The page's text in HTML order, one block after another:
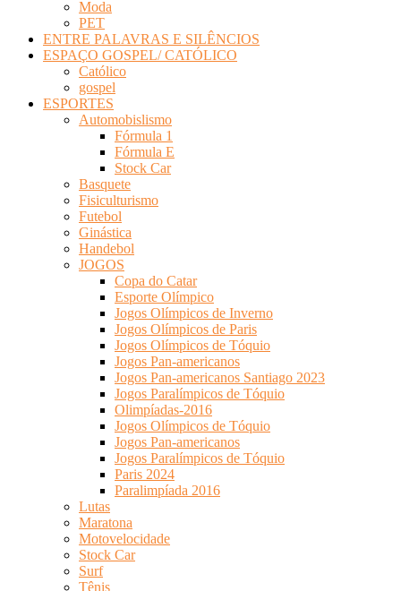
Moda
PET
ENTRE PALAVRAS E SILÊNCIOS
ESPAÇO GOSPEL/ CATÓLICO
Católico
gospel
ESPORTES
Automobislismo
Fórmula 1
Fórmula E
Stock Car
Basquete
Fisiculturismo
Futebol
Ginástica
Handebol
JOGOS
Copa do Catar
Esporte Olímpico
Jogos Olímpicos de Inverno
Jogos Olímpicos de Paris
Jogos Olímpicos de Tóquio
Jogos Pan-americanos
Jogos Pan-americanos Santiago 2023
Jogos Paralímpicos de Tóquio
Olimpíadas-2016
Jogos Olímpicos de Tóquio
Jogos Pan-americanos
Jogos Paralímpicos de Tóquio
Paris 2024
Paralimpíada 2016
Lutas
Maratona
Motovelocidade
Stock Car
Surf
Tênis